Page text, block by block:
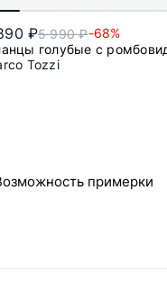
₽5 990 ₽-68%
голубые с
Tozzi
примерки